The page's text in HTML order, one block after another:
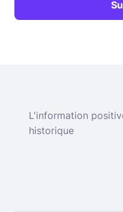
L'information
historique